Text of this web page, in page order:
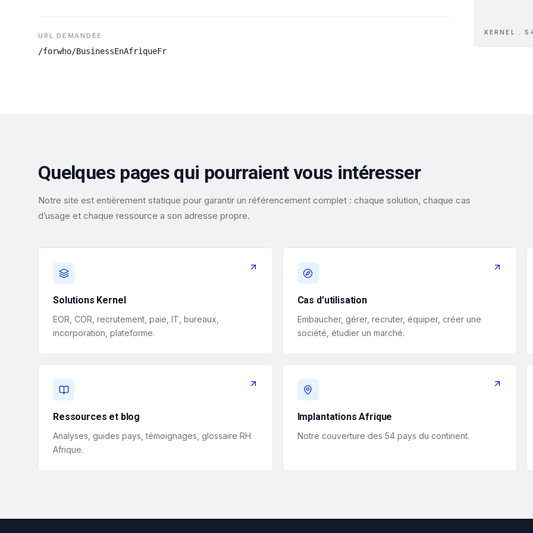
URL DEMANDÉE
/forwho/BusinessEnAfriqueFr
KERNEL .
Quelques pages qui pourraient vous intéresser
Notre site est entièrement statique pour garantir un référencement complet : chaque solution, chaque cas
d’usage et chaque ressource a son adresse propre.
Solutions Kernel
EOR, COR, recrutement, paie, IT, bureaux,
incorporation, plateforme.
Cas d’utilisation
Embaucher, gérer, recruter, équiper, créer une
société, étudier un marché.
Ressources et blog
Analyses, guides pays, témoignages, glossaire RH
Afrique.
Implantations Afrique
Notre couverture des 54 pays du continent.